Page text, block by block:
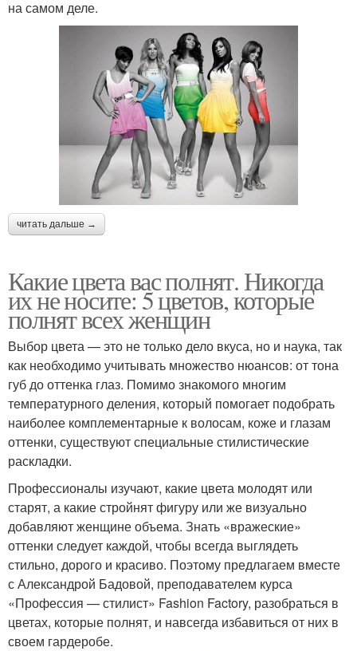
на самом деле.
читать дальше →
Какие цвета вас полнят. Никогда
их не носите: 5 цветов, которые
полнят всех женщин
Выбор цвета — это не только дело вкуса, но и наука, так
как необходимо учитывать множество нюансов: от тона
губ до оттенка глаз. Помимо знакомого многим
температурного деления, который помогает подобрать
наиболее комплементарные к волосам, коже и глазам
оттенки, существуют специальные стилистические
раскладки.
Профессионалы изучают, какие цвета молодят или
старят, а какие стройнят фигуру или же визуально
добавляют женщине объема. Знать «вражеские»
оттенки следует каждой, чтобы всегда выглядеть
стильно, дорого и красиво. Поэтому предлагаем вместе
с Александрой Бадовой, преподавателем курса
«Профессия — стилист» Fashion Factory, разобраться в
цветах, которые полнят, и навсегда избавиться от них в
своем гардеробе.